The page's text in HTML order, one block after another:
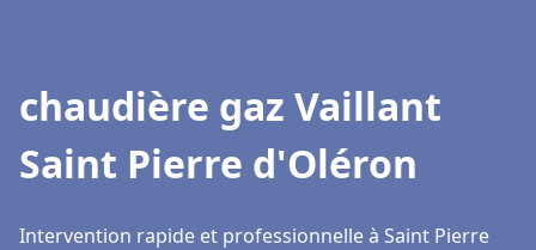
chaudière gaz Vaillant
Saint Pierre d'Oléron
Intervention rapide et professionnelle à Saint Pierre